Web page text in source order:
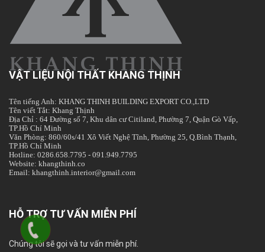
VẬT LIỆU NỘI THẤT KHANG THỊNH
Tên tiếng Anh: KHANG THINH BUILDING EXPORT CO.,LTD
Tên viết Tắt: Khang Thịnh
Địa Chỉ : 64 Đường số 7, Khu dân cư Citiland, Phường 7, Quận Gò Vấp,
TP.Hồ Chí Minh
Văn Phòng: 860/60s/41 Xô Viết Nghệ Tĩnh, Phường 25, Q.Bình Thạnh,
TP.Hồ Chí Minh
Hotline: 0286.658.7795 - 091.949.7795
Website: khangthinh.co
Email: khangthinh.interior@gmail.com
HỖ TRỢ TƯ VẤN MIỄN PHÍ
Chúng tôi sẽ gọi và tư vấn miễn phí.